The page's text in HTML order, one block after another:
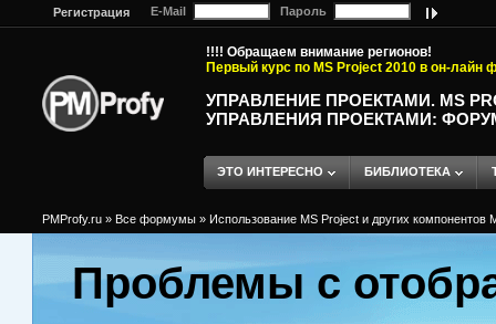
Регистрация E-Mail Пароль
!!!! Обращаем внимание регионов!
Первый курс по MS Project 2010 в он-лайн
УПРАВЛЕНИЕ ПРОЕКТАМИ. MS
УПРАВЛЕНИЯ ПРОЕКТАМИ:
ЭТО ИНТЕРЕСНО БИБЛИОТЕКА
PMProfy.ru » Все формумы » Использование MS Project и других компонентов
Проблемы с